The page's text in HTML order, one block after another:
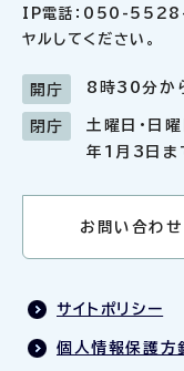
IP電話：050-5528-
ヤルしてください。
開庁 8時30分か
閉庁
土曜日・日
年1月3日ま
お問い合わせ
サイトポリシー
個人情報保護方